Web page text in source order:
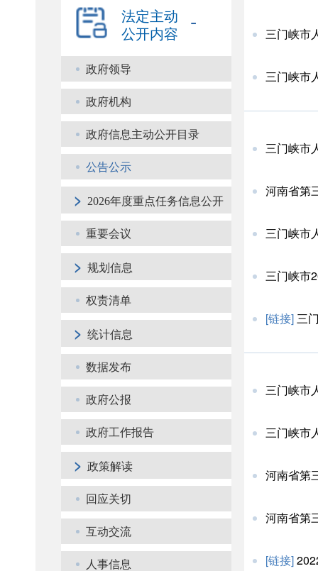
法定主动
公开内容
-
政府领导
政府机构
政府信息主动公开目录
公告公示
> 2026年度重点任务信息公开
重要会议
> 规划信息
权责清单
> 统计信息
数据发布
政府公报
政府工作报告
> 政策解读
回应关切
互动交流
人事信息
三门峡市人
三门峡市人
三门峡市
河南省第
三门峡市
三门峡市
[链接]三
三门峡市
三门峡市
河南省第
河南省第
[链接]